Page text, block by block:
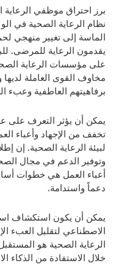
برز احتراق موظفي
نظام الرعاية الصحية في
الماسة إلى تغيير منهجي
يقدمون الرعاية للمرضى.
على مؤسسات الرعاية
مخاوف القوى العاملة لديها
برفاهيتهم العاطفية وعبء
يمكن أن يؤثر التعرف على
تخفف من الإجهاد وأعباء
لبيئة الرعاية الصحية. إن
وتوفير الدعم في مجال
أعباء العمل هي خطوات
دعماً واستدامة.
يمكن أن يكون استكشاف
الاصطناعي لتقليل العبء
الرعاية الصحية هو
خلال الاستفادة من الذكاء